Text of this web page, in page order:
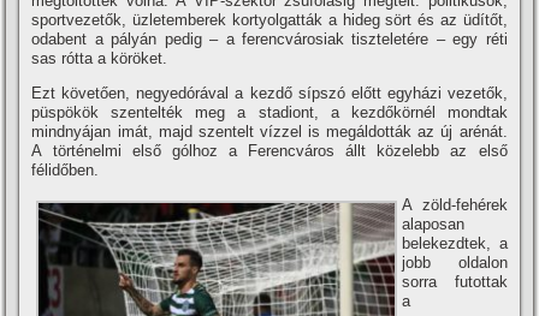
sportvezetők, üzletemberek kortyolgatták a hideg sört és az üdí­tőt,
odabent a pályán pedig – a ferencvárosiak tiszteletére – egy réti
sas rótta a köröket.
Ezt követően, negyedórával a kezdő sí­pszó előtt egyházi vezetők,
püspökök szentelték meg a stadiont, a kezdőkörnél mondtak
mindnyájan imát, majd szentelt ví­zzel is megáldották az új arénát.
A történelmi első gólhoz a Ferencváros állt közelebb az első
félidőben.
A zöld-fehérek
alaposan
belekezdtek, a
jobb oldalon
sorra futottak
a